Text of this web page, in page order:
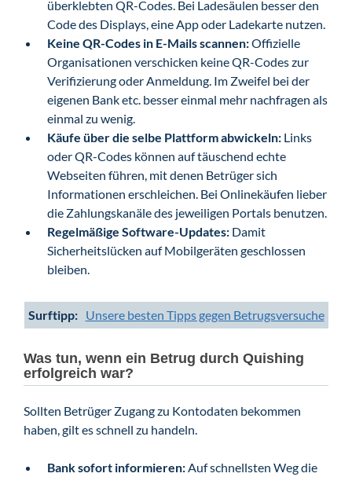
überklebten QR-Codes. Bei Ladesäulen besser den
Code des Displays, eine App oder Ladekarte nutzen.
Keine QR-Codes in E-Mails scannen:Offizielle
Organisationen verschicken keine QR-Codes zur
Verifizierung oder Anmeldung. Im Zweifel bei der
eigenen Bank etc. besser einmal mehr nachfragen als
einmal zu wenig.
Käufe über die selbe Plattform abwickeln: Links
oder QR-Codes können auf täuschend echte
Webseiten führen, mit denen Betrüger sich
Informationen erschleichen. Bei Onlinekäufen lieber
die Zahlungskanäle des jeweiligen Portals benutzen.
Regelmäßige Software-Updates: Damit
Sicherheitslücken auf Mobilgeräten geschlossen
bleiben.
Surftipp: Unsere besten Tipps gegen Betrugsversuche
Was tun, wenn ein Betrug durch Quishing
erfolgreich war?
Sollten Betrüger Zugang zu Kontodaten bekommen
haben, gilt es schnell zu handeln.
Bank sofort informieren:Auf schnellsten Weg die